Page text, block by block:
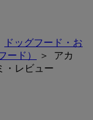
ドッグフード・お
ード）
＞ アカ
・レビュー